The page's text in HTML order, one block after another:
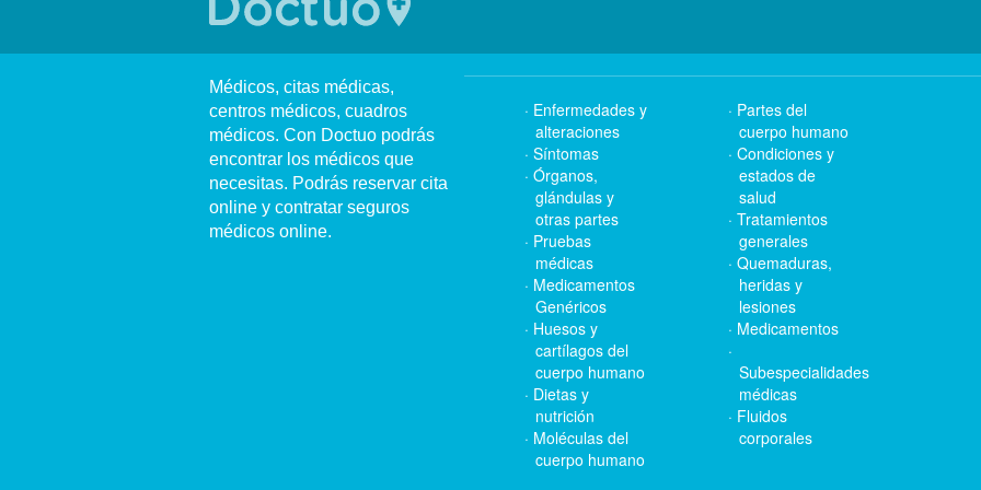
Médicos, citas médicas,
centros médicos, cuadros
médicos. Con Doctuo podrás
encontrar los médicos que
necesitas. Podrás reservar cita
online y contratar seguros
médicos online.
Enfermedades y
alteraciones
Síntomas
Órganos,
glándulas y
otras partes
Pruebas
médicas
Medicamentos
Genéricos
Huesos y
cartílagos del
cuerpo humano
Dietas y
nutrición
Moléculas del
cuerpo humano
Partes del
cuerpo humano
Condiciones y
estados de
salud
Tratamientos
generales
Quemaduras,
heridas y
lesiones
Medicamentos
Subespecialidades
médicas
Fluidos
corporales